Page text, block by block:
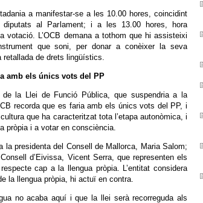
a manifestar-se a les 10.00 hores, coincidint
diputats al Parlament; i a les 13.00 hores, hora
votació. L’OCB demana a tothom que hi assisteixi
que soni, per donar a conèixer la seva
retallada de drets lingüístics.
amb els únics vots del PP
de la Llei de Funció Pública, que suspendria a la
recorda que es faria amb els únics vots del PP, i
que ha caracteritzat tota l’etapa autonòmica, i
pròpia i a votar en consciència.
la presidenta del Consell de Mallorca, Maria Salom;
d’Eivissa, Vicent Serra, que representen els
cap a la llengua pròpia. L’entitat considera
la llengua pròpia, hi actuï en contra.
no acaba aquí i que la llei serà recorreguda als